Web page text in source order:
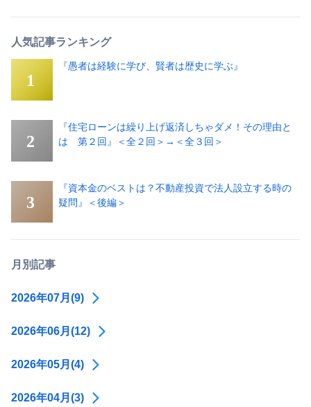
人気記事ランキング
『愚者は経験に学び、賢者は歴史に学ぶ』
『住宅ローンは繰り上げ返済しちゃダメ！その理由と
は 第２回』＜全２回＞→＜全３回＞
『資本金のベストは？不動産投資で法人設立する時の
疑問』＜後編＞
月別記事
2026年07月(9)
2026年06月(12)
2026年05月(4)
2026年04月(3)